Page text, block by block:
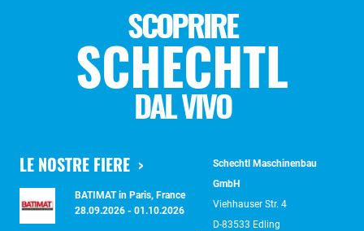
SCOPRIRE
SCHECHTL
DAL VIVO
LE NOSTRE FIERE
BATIMAT in Paris, France
28.09.2026 - 01.10.2026
Schechtl Maschinenbau
GmbH
Viehhauser Str. 4
D-83533 Edling